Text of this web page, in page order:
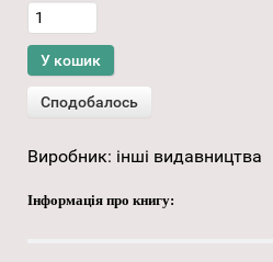
Виробник: інші видавництва
Інформація про книгу: